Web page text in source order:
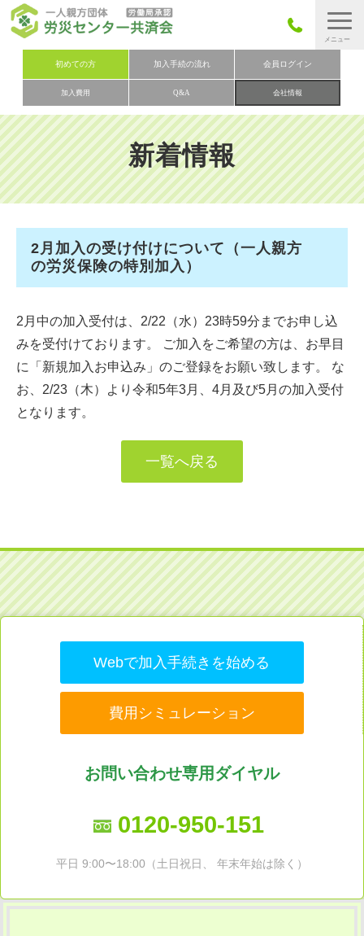
初めての方 加入手続の流れ 会員ログイン
加入費用 Q&A 会社情報
労災保険とは
労災保険の取りまとめ
労災保険加入手続きの流れ
加入費用
加入申込み
お問い合わせ
新着情報
2月加入の受け付けについて（一人親方
の労災保険の特別加入）
2月中の加入受付は、2/22（水）23時59分までお申し込
みを受付けております。 ご加入をご希望の方は、お早目
に「新規加入お申込み」のご登録をお願い致します。 な
お、2/23（木）より令和5年3月、4月及び5月の加入受付
となります。
一覧へ戻る
Webで加入手続きを始める
費用シミュレーション
お問い合わせ専用ダイヤル
0120-950-151
平日 9:00〜18:00（土日祝日、 年末年始は除く）